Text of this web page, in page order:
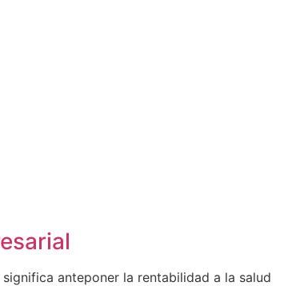
anteponer la rentabilidad a la salud